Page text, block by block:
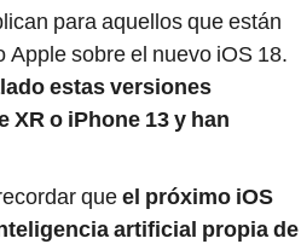
para aquellos que están
sobre el nuevo iOS 18.
estas versiones
o iPhone 13 y han
queel próximo iOS
artificial propia de